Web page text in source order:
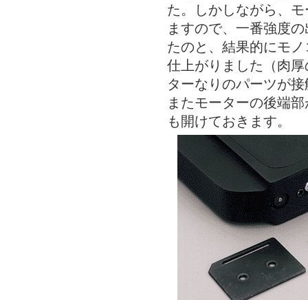
た。しかしながら、
ますので、一番強度
たのと、結果的にモ
仕上がりました（肉
ターなりのパーツが
またモーターの後端
も開けておきます。